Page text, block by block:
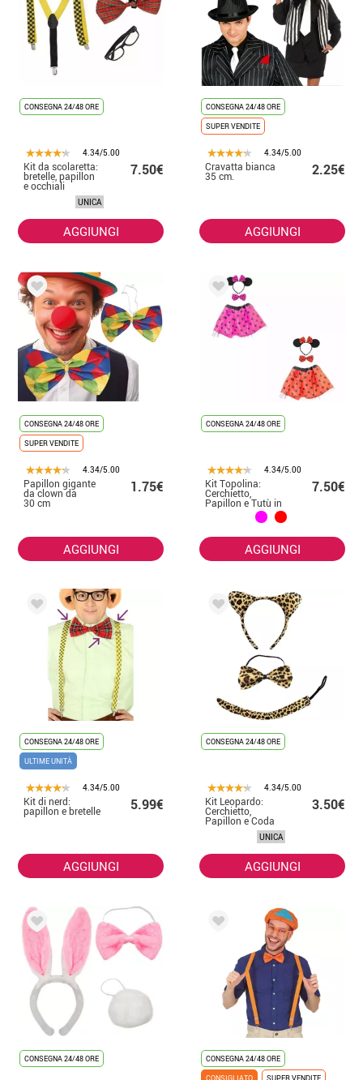
CONSEGNA 24/48 ORE
4.34/5.00
Kit da scolaretta:
bretelle, papillon
e occhiali
7.50€
UNICA
AGGIUNGI
CONSEGNA 24/48 ORE
SUPER VENDITE
4.34/5.00
Cravatta bianca
35 cm. 2.25€
AGGIUNGI
CONSEGNA 24/48 ORE
SUPER VENDITE
4.34/5.00
Papillon gigante
da clown da
30 cm
1.75€
AGGIUNGI
CONSEGNA 24/48 ORE
4.34/5.00
Kit Topolina:
Cerchietto,
Papillon e Tutù in
diversi colori
7.50€
AGGIUNGI
CONSEGNA 24/48 ORE
ULTIME UNITÀ
4.34/5.00
Kit di nerd:
papillon e bretelle 5.99€
AGGIUNGI
CONSEGNA 24/48 ORE
4.34/5.00
Kit Leopardo:
Cerchietto,
Papillon e Coda
3.50€
UNICA
AGGIUNGI
CONSEGNA 24/48 ORE
CONSEGNA 24/48 ORE